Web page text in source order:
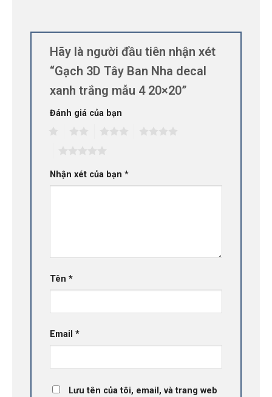
Hãy là người đầu tiên nhận xét
“Gạch 3D Tây Ban Nha decal
xanh trắng mẫu 4 20×20”
Đánh giá của bạn
Nhận xét của bạn *
Tên *
Email *
Lưu tên của tôi, email, và trang web